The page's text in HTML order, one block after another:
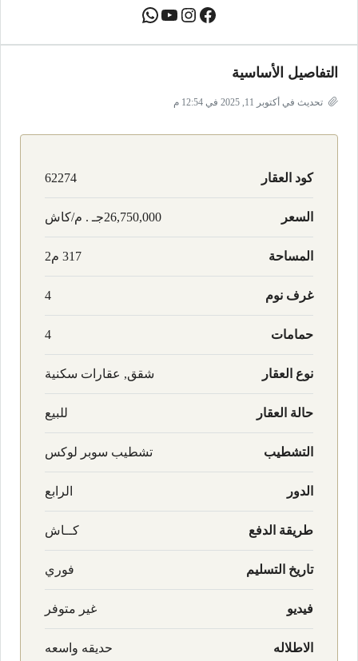
التفاصيل الأساسية
تحديث في أكتوبر 11, 2025 في 12:54 م
كود العقار 62274
السعر 26,750,000جـ . م/كاش
المساحة 317 م2
غرف نوم 4
حمامات 4
نوع العقار شقق, عقارات سكنية
حالة العقار للبيع
التشطيب تشطيب سوبر لوكس
الدور الرابع
طريقة الدفع كــاش
تاريخ التسليم فوري
فيديو غير متوفر
الاطلاله حديقه واسعه